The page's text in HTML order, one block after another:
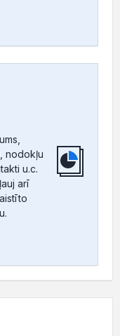
nodokļu
u.c.
arī